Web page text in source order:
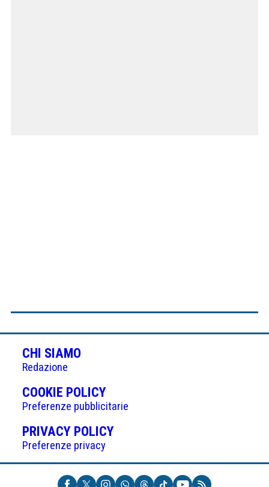
CHI SIAMO
Redazione
COOKIE POLICY(APRE
IN
UNA
NUOVA
Preferenze pubblicitarie
PRIVACY POLICY(APRE
UNA
NUOVA
Preferenze privacy